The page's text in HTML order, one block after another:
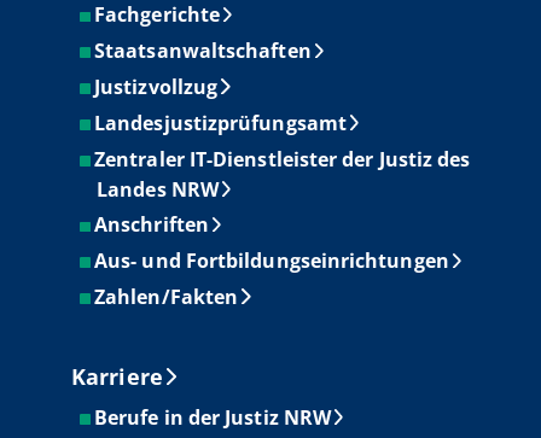
Fachgerichte
Staatsanwaltschaften
Justizvollzug
Landesjustizprüfungsamt
Zentraler IT-Dienstleister der Justiz des
Landes NRW
Anschriften
Aus- und Fortbildungseinrichtungen
Zahlen/Fakten
Karriere
Berufe in der Justiz NRW